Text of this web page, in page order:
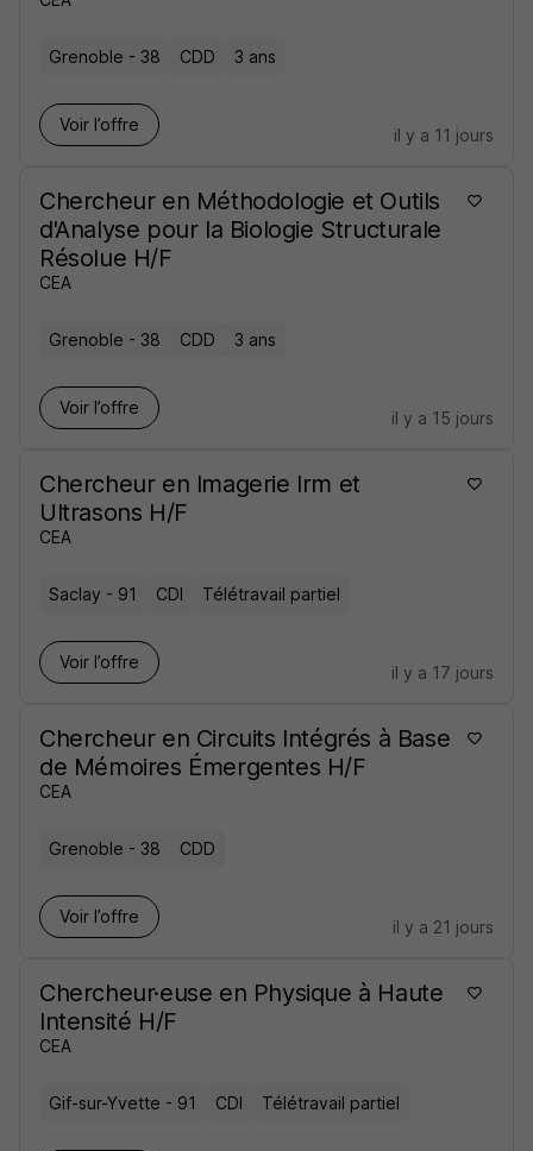
Grenoble - 38 CDD 3 ans
Voir l’offre
il y a 11 jours
Chercheur en Méthodologie et Outils
d'Analyse pour la Biologie Structurale
Résolue H/F
CEA
Grenoble - 38 CDD 3 ans
Voir l’offre
il y a 15 jours
Chercheur en Imagerie Irm et
Ultrasons H/F
CEA
Saclay - 91 CDI Télétravail partiel
Voir l’offre
il y a 17 jours
Chercheur en Circuits Intégrés à Base
de Mémoires Émergentes H/F
CEA
Grenoble - 38 CDD
Voir l’offre
il y a 21 jours
Chercheur·euse en Physique à Haute
Intensité H/F
CEA
Gif-sur-Yvette - 91 CDI Télétravail partiel